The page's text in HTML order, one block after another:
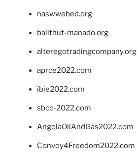
naswwebed.org
balithut-manado.org
alteregotradingcompany.org
aprce2022.com
ibie2022.com
sbcc-2022.com
AngolaOilAndGas2022.com
Convoy4Freedom2022.com